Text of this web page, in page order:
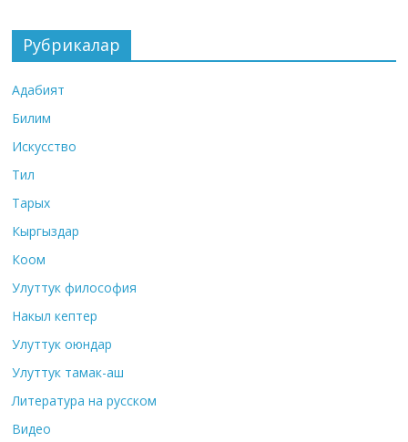
Рубрикалар
Адабият
Билим
Искусство
Тил
Тарых
Кыргыздар
Коом
Улуттук философия
Накыл кептер
Улуттук оюндар
Улуттук тамак-аш
Литература на русском
Видео